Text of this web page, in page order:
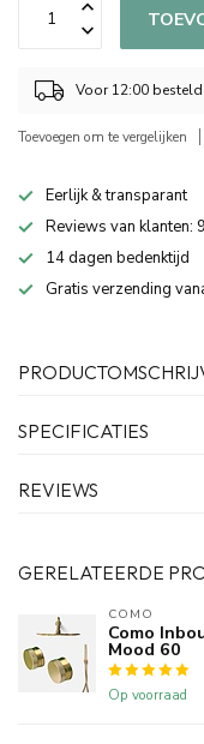
Voor 12:00
Toevoegen om te vergelijken
Eerlijk & transparant
Reviews van klanten:
14 dagen bedenktijd
Gratis verzending
SPECIFICATIES
REVIEWS
GERELATEERDE
COMO
Como
Mood 60
Op voorraad